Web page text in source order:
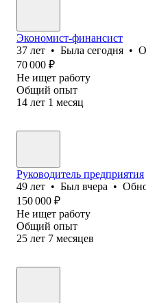
Экономист-финансист
37 лет • Была сегодня •
70 000 ₽
Не ищет работу
Общий опыт
14 лет 1 месяц
Руководитель предприятия
49 лет • Был вчера •
150 000 ₽
Не ищет работу
Общий опыт
25 лет 7 месяцев